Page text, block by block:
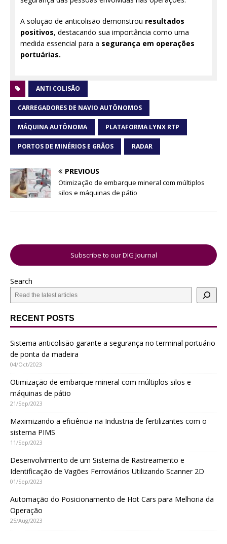
A solução de anticolisão demonstrou resultados
positivos, destacando sua importância como uma
medida essencial para a segurança em operações
portuárias.
ANTI COLISÃO
CARREGADORES DE NAVIO AUTÔNOMOS
MÁQUINA AUTÔNOMA PLATAFORMA LYNX RTP
PORTOS DE MINÉRIOS E GRÃOS RADAR
PREVIOUS
Otimização de embarque mineral com múltiplos
silos e máquinas de pátio
Subscribe to our DIG Journal
Search
RECENT POSTS
Sistema anticolisão garante a segurança no terminal portuário
de ponta da madeira
04/Oct/2023
Otimização de embarque mineral com múltiplos silos e
máquinas de pátio
21/Sep/2023
Maximizando a eficiência na Industria de fertilizantes com o
sistema PIMS
11/Sep/2023
Desenvolvimento de um Sistema de Rastreamento e
Identificação de Vagões Ferroviários Utilizando Scanner 2D
01/Sep/2023
Automação do Posicionamento de Hot Cars para Melhoria da
Operação
25/Aug/2023